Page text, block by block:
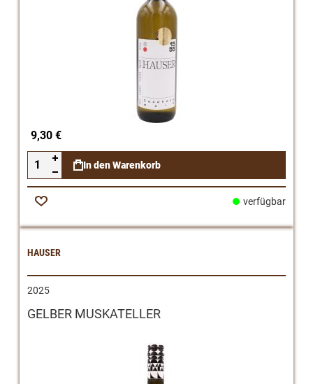
9,30 €
In den Warenkorb
Zur
verfügbar
HAUSER
2025
GELBER MUSKATELLER